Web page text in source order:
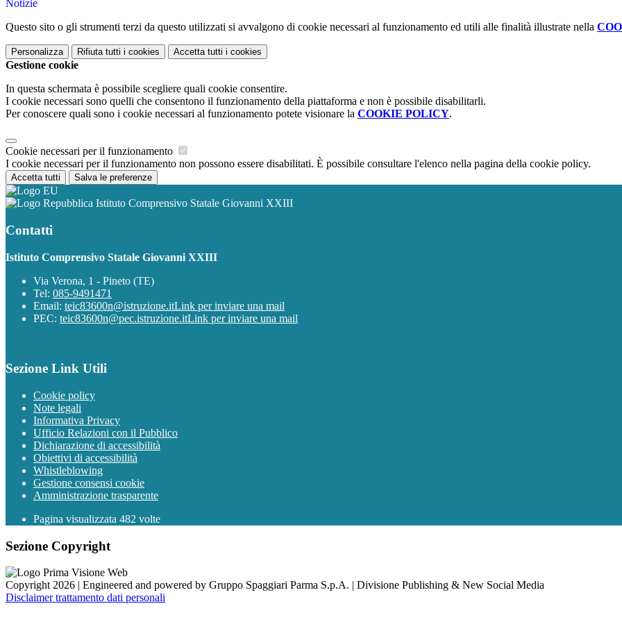
Notizie
Questo sito o gli strumenti terzi da questo utilizzati si avvalgono di cookie necessari al funzionamento ed utili alle finalità illustrate nella
Personalizza Rifiuta tutti i cookies Accetta tutti i cookies
Gestione cookie
In questa schermata è possibile scegliere quali cookie consentire.
I cookie necessari sono quelli che consentono il funzionamento della piattaforma e non è possibile disabilitarli.
Per conoscere quali sono i cookie necessari al funzionamento potete visionare la COOKIE POLICY.
Cookie necessari per il funzionamento
I cookie necessari per il funzionamento non possono essere disabilitati. È possibile consultare l'elenco nella pagina della cookie policy.
Accetta tutti Salva le preferenze
Istituto Comprensivo Statale Giovanni XXIII
Contatti
Istituto Comprensivo Statale Giovanni XXIII
Via Verona, 1 - Pineto (TE)
Tel: 085-9491471
Email: teic83600n@istruzione.itLink per inviare una mail
PEC: teic83600n@pec.istruzione.itLink per inviare una mail
Sezione Link Utili
Cookie policy
Note legali
Informativa Privacy
Ufficio Relazioni con il Pubblico
Dichiarazione di accessibilità
Obiettivi di accessibilità
Whistleblowing
Gestione consensi cookie
Amministrazione trasparente
Pagina visualizzata 482 volte
Sezione Copyright
Copyright 2026 | Engineered and powered by Gruppo Spaggiari Parma S.p.A. | Divisione Publishing & New Social Media
Disclaimer trattamento dati personali